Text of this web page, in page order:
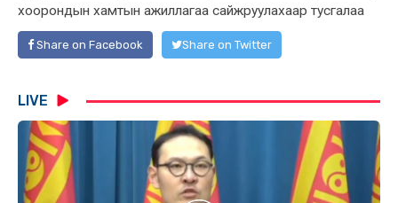
хоорондын хамтын ажиллагаа сайжруулахаар тусгалаа
Share on Facebook Share on Twitter
LIVE